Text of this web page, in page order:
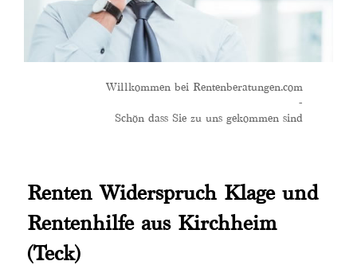
Willkommen bei Rentenberatungen.com
-
Schön dass Sie zu uns gekommen sind
Renten Widerspruch Klage und
Rentenhilfe aus Kirchheim
(Teck)